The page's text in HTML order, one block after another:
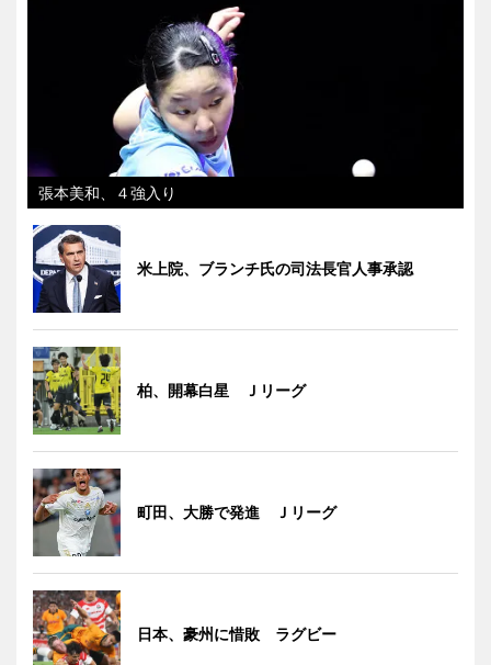
張本美和、４強入り
米上院、ブランチ氏の司法長官人事承認
柏、開幕白星 Ｊリーグ
町田、大勝で発進 Ｊリーグ
日本、豪州に惜敗 ラグビー